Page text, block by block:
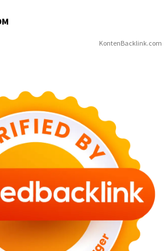
KontenBacklink.com